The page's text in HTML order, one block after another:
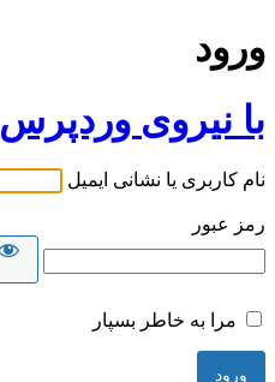
ورود
با نیروی وردپرس
نام کاربری یا نشانی ایمیل
رمز عبور
مرا به خاطر بسپار